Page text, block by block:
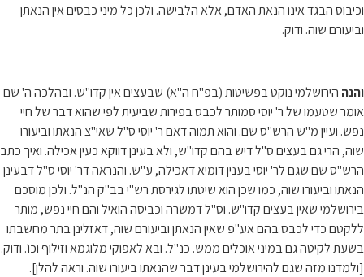
וכיבוס הבגד אינו הנאת האדם, אלא הלבישה. ולכן כל מיני כבסים אין הנאתן
וביעורם שוה. ודוק.
והנה הירושלמי נוקט בפשיטות (בפ"ח ה"א) שבעצים אין קדו"ש. ובהלכה ה' שם
אומר שטעמו של ר' יוסי סמותר לכבס בפירות שביעית לפי שהוא דבר של חיי
נפש. ועיין מ"ש הרש"ס שם. והוא תמוה דאם ר' יוסי ס"ל שאי"צ הנאתו וביעורו
שוה, הרי גם בעצים ס"ל דיש בהם קדו"ש, ולא בעינן דווקא כעין אכילה. ואיך כתב
הרש"ס שם שגם לר' יוסי בענין דומיא דאכילה, ע"ש. והנראה דר' יוסי ס"ל דבעינן
הנאתו וביעורו שוה, כמו שכן הוא שיטתו לגירסת רש"י בב"ק הנ"ל. ולכן מוסכם
בירושלמי שאין בעצים קדו"ש. וס"ל דמשרה וכביסה הואיל והם חיי נפש, מותר
ללקטם כדי לכבס בהם אע"פ שאין הנאתן וביעורם שוה, דאזלינן בתר מחשבתו
בשעת לקיטה גם במיני אוכלים ממש. כנ"ל. ובא לאפוקי מלוגמא וזילוף וכו'. ודוק.
[ולמדנו מזה שגם להירושלמי בעינן דבר שהנאתו ביעורו שוה. וראה להלן].